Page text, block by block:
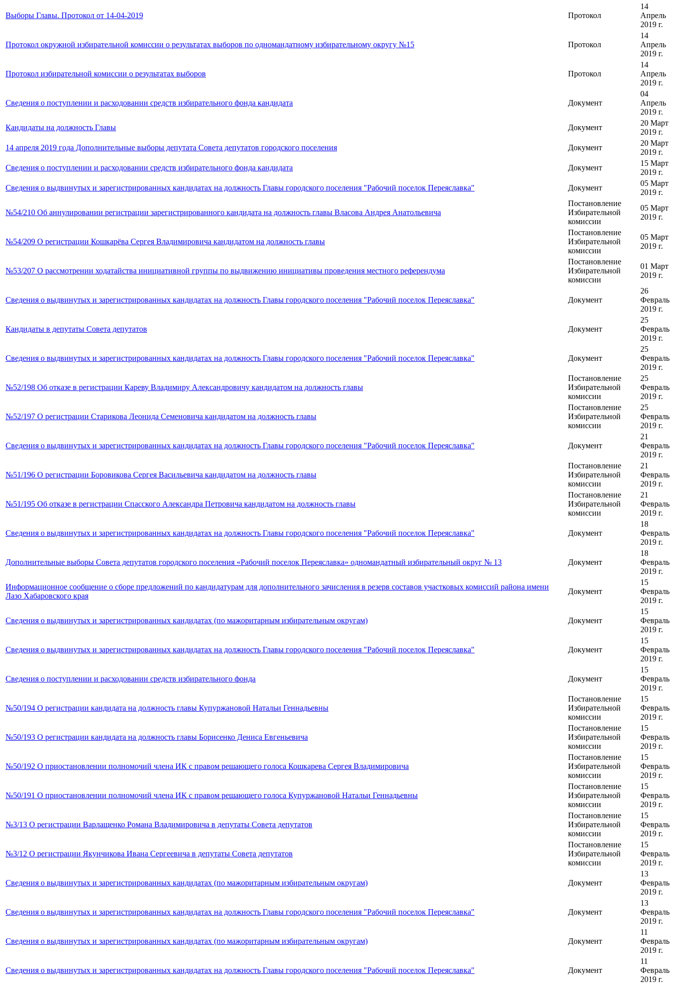
Выборы Главы. Протокол от 14-04-2019 Протокол
14
Апрель
2019 г.
Протокол окружной избирательной комиссии о результатах выборов по одномандатному избирательному округу №15 Протокол
14
Апрель
2019 г.
Протокол избирательной комиссии о результатах выборов Протокол
14
Апрель
2019 г.
Сведения о поступлении и расходовании средств избирательного фонда кандидата Документ
04
Апрель
2019 г.
Кандидаты на должность Главы
Документ
20 Март
2019 г.
14 апреля 2019 года Дополнительные выборы депутата Совета депутатов городского поселения
Документ
20 Март
2019 г.
Сведения о поступлении и расходовании средств избирательного фонда кандидата
Документ
15 Март
2019 г.
Сведения о выдвинутых и зарегистрированных кандидатах на должность Главы городского поселения "Рабочий поселок Переяславка"
Документ
05 Март
2019 г.
№54/210 Об аннулировании регистрации зарегистрированного кандидата на должность главы Власова Андрея Анатольевича
Постановление
Избирательной
комиссии
05 Март
2019 г.
№54/209 О регистрации Кошкарёва Сергея Владимировича кандидатом на должность главы
Постановление
Избирательной
комиссии
05 Март
2019 г.
№53/207 О рассмотрении ходатайства инициативной группы по выдвижению инициативы проведения местного референдума
Постановление
Избирательной
комиссии
01 Март
2019 г.
Сведения о выдвинутых и зарегистрированных кандидатах на должность Главы городского поселения "Рабочий поселок Переяславка" Документ
26
Февраль
2019 г.
Кандидаты в депутаты Совета депутатов Документ
25
Февраль
2019 г.
Сведения о выдвинутых и зарегистрированных кандидатах на должность Главы городского поселения "Рабочий поселок Переяславка" Документ
25
Февраль
2019 г.
№52/198 Об отказе в регистрации Кареву Владимиру Александровичу кандидатом на должность главы
Постановление
Избирательной
комиссии
25
Февраль
2019 г.
№52/197 О регистрации Старикова Леонида Семеновича кандидатом на должность главы
Постановление
Избирательной
комиссии
25
Февраль
2019 г.
Сведения о выдвинутых и зарегистрированных кандидатах на должность Главы городского поселения "Рабочий поселок Переяславка" Документ
21
Февраль
2019 г.
№51/196 О регистрации Боровикова Сергея Васильевича кандидатом на должность главы
Постановление
Избирательной
комиссии
21
Февраль
2019 г.
№51/195 Об отказе в регистрации Спасского Александра Петровича кандидатом на должность главы
Постановление
Избирательной
комиссии
21
Февраль
2019 г.
Сведения о выдвинутых и зарегистрированных кандидатах на должность Главы городского поселения "Рабочий поселок Переяславка" Документ
18
Февраль
2019 г.
Дополнительные выборы Совета депутатов городского поселения «Рабочий поселок Переяславка» одномандатный избирательный округ № 13 Документ
18
Февраль
2019 г.
Информационное сообщение о сборе предложений по кандидатурам для дополнительного зачисления в резерв составов участковых комиссий района имени
Лазо Хабаровского края
Документ
15
Февраль
2019 г.
Сведения о выдвинутых и зарегистрированных кандидатах (по мажоритарным избирательным округам) Документ
15
Февраль
2019 г.
Сведения о выдвинутых и зарегистрированных кандидатах на должность Главы городского поселения "Рабочий поселок Переяславка" Документ
15
Февраль
2019 г.
Сведения о поступлении и расходовании средств избирательного фонда Документ
15
Февраль
2019 г.
№50/194 О регистрации кандидата на должность главы Купуржановой Натальи Геннадьевны
Постановление
Избирательной
комиссии
15
Февраль
2019 г.
№50/193 О регистрации кандидата на должность главы Борисенко Дениса Евгеньевича
Постановление
Избирательной
комиссии
15
Февраль
2019 г.
№50/192 О приостановлении полномочий члена ИК с правом решающего голоса Кошкарева Сергея Владимировича
Постановление
Избирательной
комиссии
15
Февраль
2019 г.
№50/191 О приостановлении полномочий члена ИК с правом решающего голоса Купуржановой Натальи Геннадьевны
Постановление
Избирательной
комиссии
15
Февраль
2019 г.
№3/13 О регистрации Варлащенко Романа Владимировича в депутаты Совета депутатов
Постановление
Избирательной
комиссии
15
Февраль
2019 г.
№3/12 О регистрации Якунчикова Ивана Сергеевича в депутаты Совета депутатов
Постановление
Избирательной
комиссии
15
Февраль
2019 г.
Сведения о выдвинутых и зарегистрированных кандидатах (по мажоритарным избирательным округам) Документ
13
Февраль
2019 г.
Сведения о выдвинутых и зарегистрированных кандидатах на должность Главы городского поселения "Рабочий поселок Переяславка" Документ
13
Февраль
2019 г.
Сведения о выдвинутых и зарегистрированных кандидатах (по мажоритарным избирательным округам) Документ
11
Февраль
2019 г.
Сведения о выдвинутых и зарегистрированных кандидатах на должность Главы городского поселения "Рабочий поселок Переяславка" Документ
11
Февраль
2019 г.